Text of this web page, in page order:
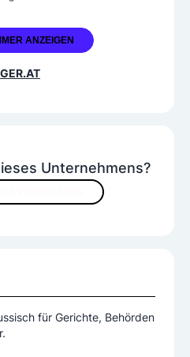
Unternehmens?
für Gerichte, Behörden
ANZEIGEN